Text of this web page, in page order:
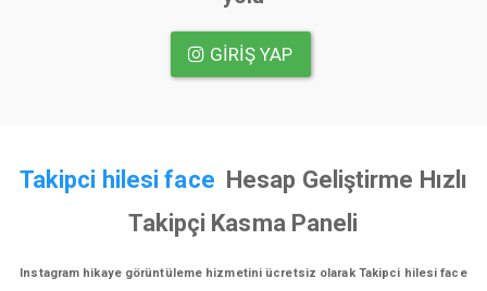
GIRIŞ YAP
Takipci hilesi face Hesap Geliştirme Hızlı
Takipçi Kasma Paneli
Instagram hikaye görüntüleme hizmetini ücretsiz olarak Takipci hilesi face